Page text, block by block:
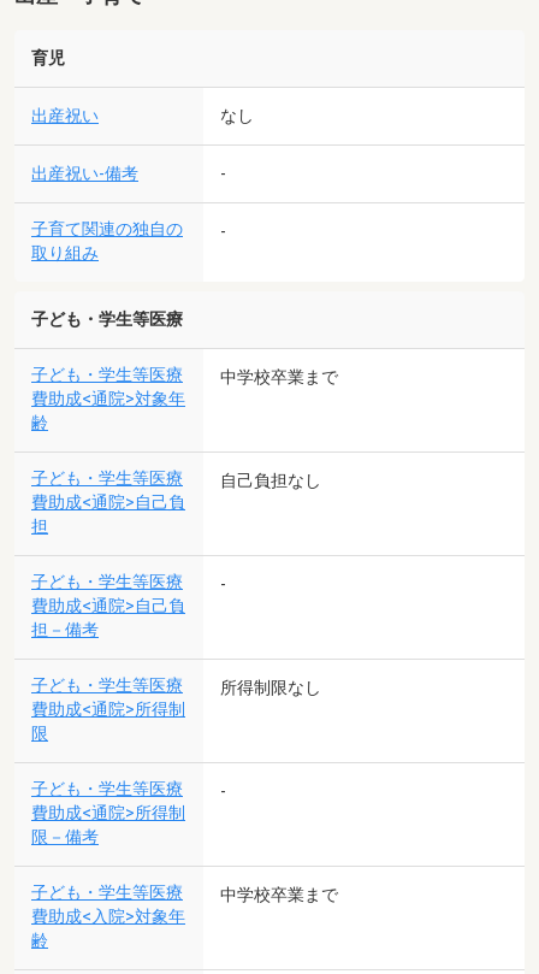
育児
出産祝い なし
出産祝い-備考 -
子育て関連の独自の
取り組み
-
子ども・学生等医療
子ども・学生等医療
費助成<通院>対象年
齢
中学校卒業まで
子ども・学生等医療
費助成<通院>自己負
担
自己負担なし
子ども・学生等医療
費助成<通院>自己負
担－備考
-
子ども・学生等医療
費助成<通院>所得制
限
所得制限なし
子ども・学生等医療
費助成<通院>所得制
限－備考
-
子ども・学生等医療
費助成<入院>対象年
齢
中学校卒業まで